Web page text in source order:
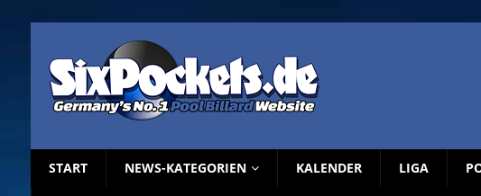
START NEWS-KATEGORIEN KALENDER LIGA